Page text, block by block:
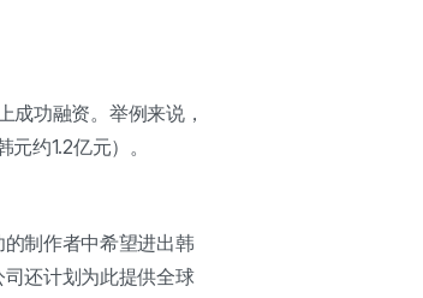
成功融资。举例来说，
约1.2亿元）。
制作者中希望进出韩
还计划为此提供全球